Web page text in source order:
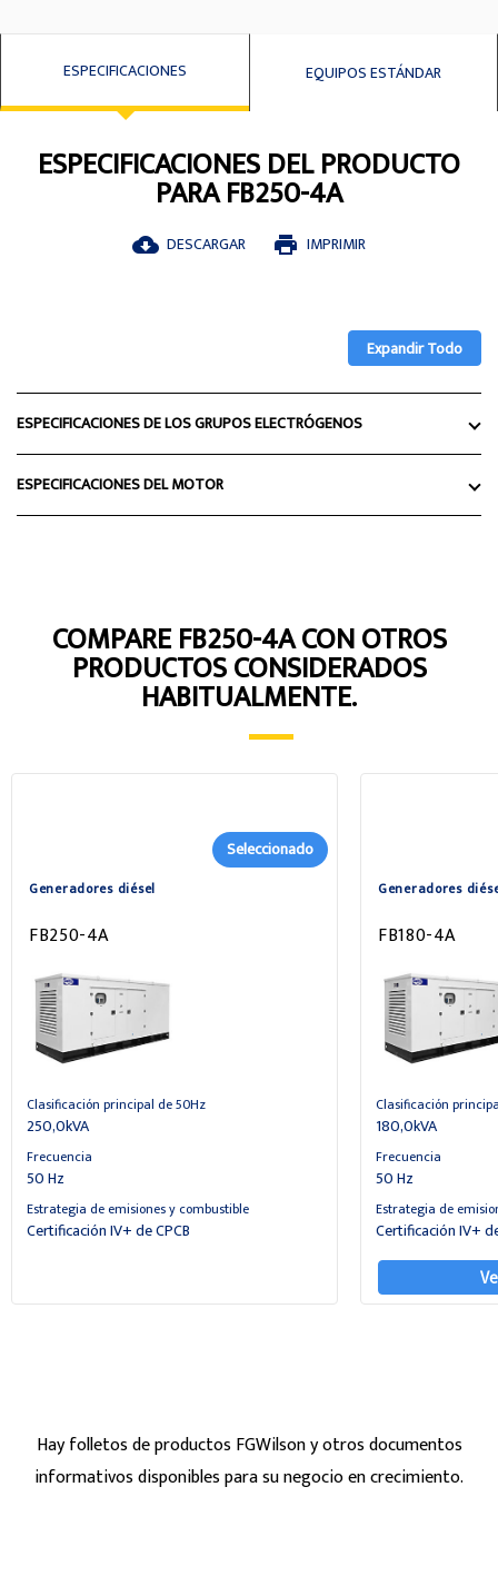
ESPECIFICACIONES EQUIPOS ESTÁNDAR
ESPECIFICACIONES DEL PRODUCTO
PARA FB250-4A
cloud_download DESCARGAR print IMPRIMIR
Expandir Todo
ESPECIFICACIONES DE LOS GRUPOS ELECTRÓGENOS
ESPECIFICACIONES DEL MOTOR
COMPARE FB250-4A CON OTROS
PRODUCTOS CONSIDERADOS
HABITUALMENTE.
Generadores diésel
Seleccionado
FB250-4A
Clasificación principal de 50Hz
250,0kVA
Frecuencia
50 Hz
Estrategia de emisiones y combustible
Certificación IV+ de CPCB
Generadores
FB180-4A
Clasificación
180,0kVA
Frecuencia
50 Hz
Estrategia de
Certificación IV+
Hay folletos de productos FGWilson y otros documentos
informativos disponibles para su negocio en crecimiento.